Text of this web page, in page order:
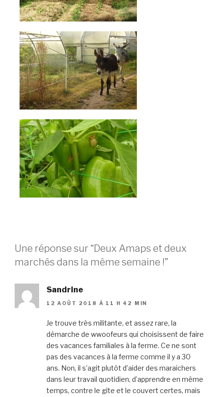
Une réponse sur “Deux Amaps et deux
marchés dans la même semaine !”
Sandrine
12 AOÛT 2018 À 11 H 42 MIN
Je trouve très militante, et assez rare, la
démarche de wwoofeurs qui choisissent de faire
des vacances familiales à la ferme. Ce ne sont
pas des vacances à la ferme comme il y a 30
ans. Non, il s’agit plutôt d’aider des maraichers
dans leur travail quotidien, d’apprendre en même
temps, contre le gîte et le couvert certes, mais